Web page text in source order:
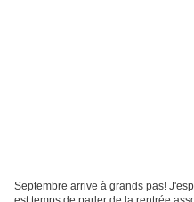
Septembre arrive à grands pas!